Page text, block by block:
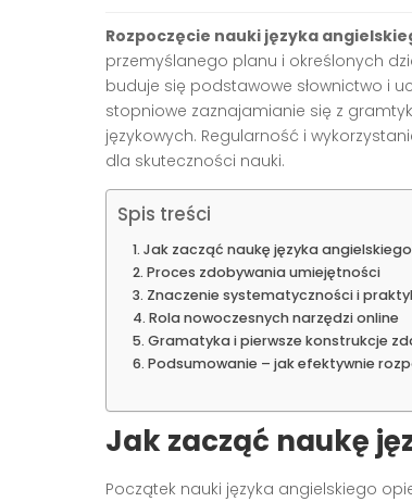
Rozpoczęcie nauki języka
przemyślanego planu i określonych
buduje się podstawowe słownictwo i
stopniowe zaznajamianie się z
językowych. Regularność i
dla skuteczności nauki.
Spis treści
Jak zacząć naukę języka
Proces zdobywania umiejętności
Znaczenie systematyczności i
Rola nowoczesnych narzędzi online
Gramatyka i pierwsze konstrukcje
Podsumowanie – jak efektywnie
Jak zacząć naukę
Początek nauki języka angielskiego